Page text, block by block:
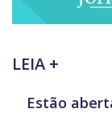
LEIA +
Estão